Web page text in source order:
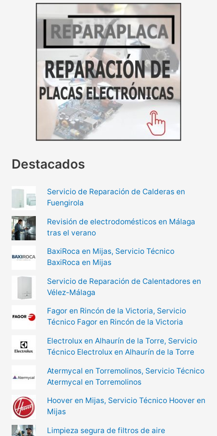
Destacados
Servicio de Reparación de Calderas en
Fuengirola
Revisión de electrodomésticos en Málaga
tras el verano
BaxiRoca en Mijas, Servicio Técnico
BaxiRoca en Mijas
Servicio de Reparación de Calentadores en
Vélez-Málaga
Fagor en Rincón de la Victoria, Servicio
Técnico Fagor en Rincón de la Victoria
Electrolux en Alhaurín de la Torre, Servicio
Técnico Electrolux en Alhaurín de la Torre
Atermycal en Torremolinos, Servicio Técnico
Atermycal en Torremolinos
Hoover en Mijas, Servicio Técnico Hoover en
Mijas
Limpieza segura de filtros de aire